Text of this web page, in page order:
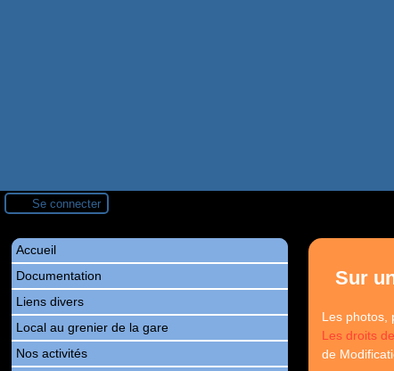
Se connecter
Sur
Les photos,
Les droits
de
Accueil
Documentation
Liens divers
Local au grenier de la gare
Nos activités